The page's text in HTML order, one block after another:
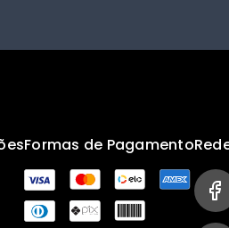
Formas de Pagamento